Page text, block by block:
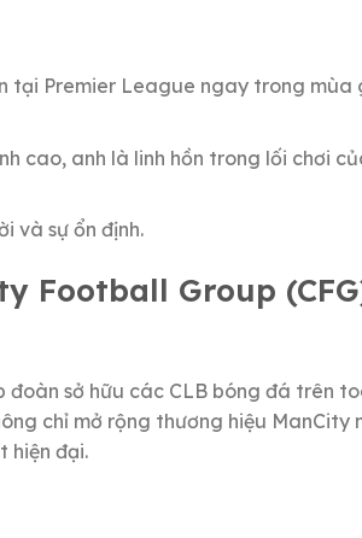
tại Premier League ngay trong mùa
cao, anh là linh hồn trong lối chơi
và sự ổn định.
Football Group
sở hữu các CLB bóng đá trên
chỉ mở rộng thương hiệu ManCity
hiện đại.